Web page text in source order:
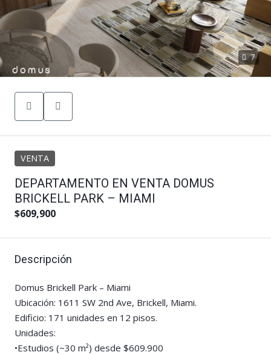
7
VENTA
DEPARTAMENTO EN VENTA DOMUS
BRICKELL PARK – MIAMI
$609,900
Descripción
Domus Brickell Park – Miami
Ubicación: 1611 SW 2nd Ave, Brickell, Miami.
Edificio: 171 unidades en 12 pisos.
Unidades:
•Estudios (~30 m²) desde $609.900